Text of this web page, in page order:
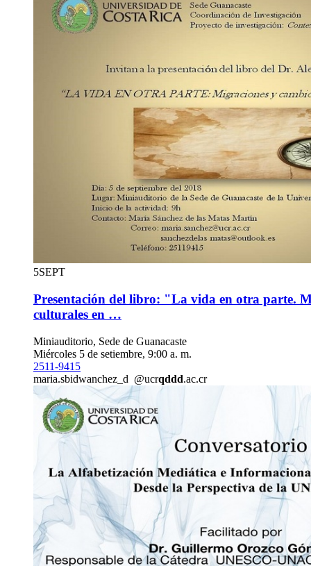
5SEPT
Presentación del libro: "La vida en otra parte.
culturales en …
Miniauditorio, Sede de Guanacaste
Miércoles 5 de setiembre, 9:00 a. m.
2511-9415
maria.sbidwanchez_d @ucrqddd.ac.cr